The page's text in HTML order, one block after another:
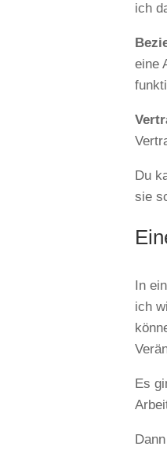
ich
eine
Du
sie
In
ich
Es